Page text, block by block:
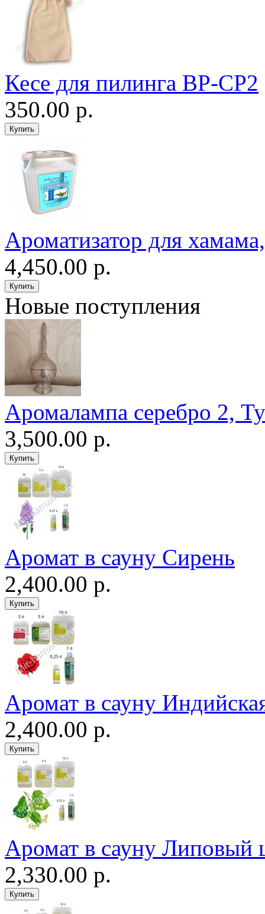
Кесе для пилинга ВР-CP2
350.00 р.
Ароматизатор для
4,450.00 р.
Новые поступления
Аромалампа серебро 2,
3,500.00 р.
Аромат в сауну Сирень
2,400.00 р.
Аромат в сауну
2,400.00 р.
Аромат в сауну Липовый
2,330.00 р.